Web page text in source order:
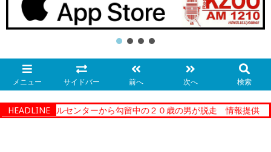
メニュー サイドバー 前へ 次へ 検索
HEADLINE
レクショナルセンターから勾留中の２０歳の男が脱走 情報提供